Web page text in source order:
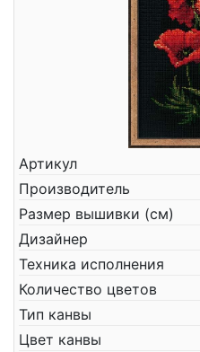
Артикул
Производитель
Размер вышивки (см)
Дизайнер
Техника исполнения
Количество цветов
Тип канвы
Цвет канвы